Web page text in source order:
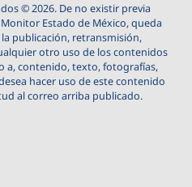
© 2026. De no existir previa
Estado de México, queda
publicación, retransmisión,
otro uso de los contenidos
a, contenido, texto, fotografías,
hacer uso de este contenido
al correo arriba publicado.